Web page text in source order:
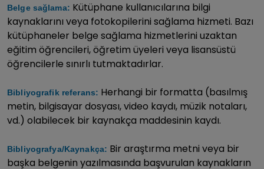
Belge sağlama: Kütüphane kullanıcılarına bilgi
kaynaklarını veya fotokopilerini sağlama hizmeti. Bazı
kütüphaneler belge sağlama hizmetlerini uzaktan
eğitim öğrencileri, öğretim üyeleri veya lisansüstü
öğrencilerle sınırlı tutmaktadırlar.
Bibliyografik referans: Herhangi bir formatta (basılmış
metin, bilgisayar dosyası, video kaydı, müzik notaları,
vd.) olabilecek bir kaynakça maddesinin kaydı.
Bibliyografya/Kaynakça: Bir araştırma metni veya bir
başka belgenin yazılmasında başvurulan kaynakların